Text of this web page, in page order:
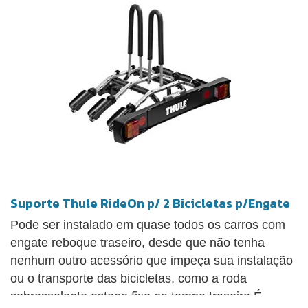
bicicleta pode ser trancada ao suporte com
acessório vendido separadamente, mas o suporte
não pode ser trancado ao carro.
Suporte Thule RideOn p/ 2 Bicicletas p/Engate
Pode ser instalado em quase todos os carros com
engate reboque traseiro, desde que não tenha
nenhum outro acessório que impeça sua instalação
ou o transporte das bicicletas, como a roda
sobressalente estepe fixo na tampa traseira É